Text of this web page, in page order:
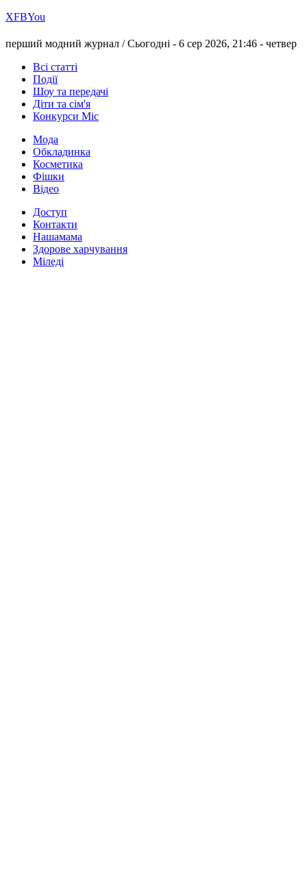
ХFBYou
перший модний журнал /Сьогодні - 6 сер 2026, 21:46 - четвер
Всі статті
Події
Шоу та передачі
Діти та сім'я
Конкурси Міс
Мода
Обкладинка
Косметика
Фішки
Відео
Доступ
Контакти
Нашамама
Здорове харчування
Міледі